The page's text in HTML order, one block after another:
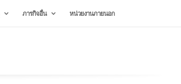
ภารกิจอื่น หน่วยงานภายนอก